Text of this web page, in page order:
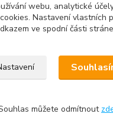
webu, analytické
Nastavení vlastních
ve spodní části
můžete odmítnout